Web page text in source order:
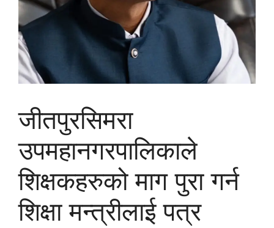
जीतपुरसिमरा
उपमहानगरपालिकाले
शिक्षकहरुको माग पुरा गर्न
शिक्षा मन्त्रीलाई पत्र